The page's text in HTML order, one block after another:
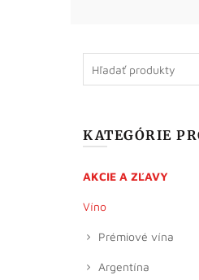
for:
KATEGÓRIE
AKCIE A ZĽAVY
Víno
Prémiové vína
Argentína